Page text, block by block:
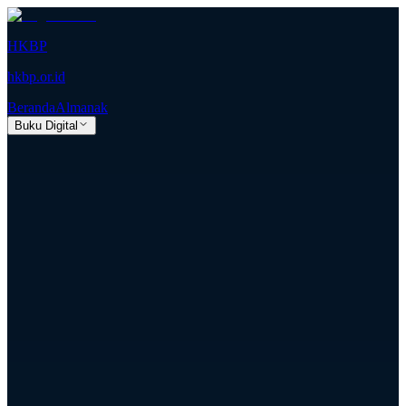
HKBP
hkbp.or.id
BerandaAlmanak
Buku Digital